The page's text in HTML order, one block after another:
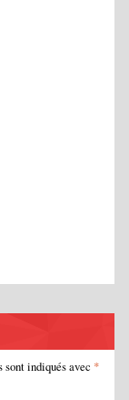
indiqués avec *